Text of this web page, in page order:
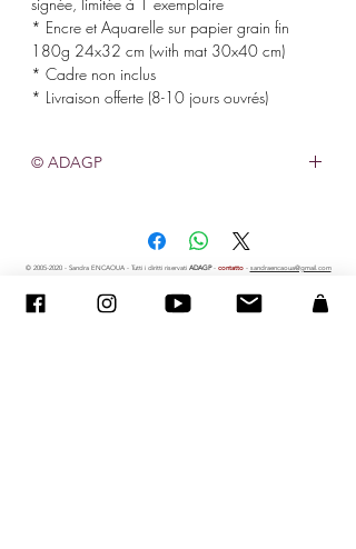
* Encre et Aquarelle sur papier grain fin
180g 24x32 cm (with mat 30x40 cm)
* Cadre non inclus
* Livraison offerte (8-10 jours ouvrés)
© ADAGP
© 2005-2020- Sandra ENCAOUA - Tutti i diritti riservati ADAGP- contatto - sandraencaoua@gmail.com